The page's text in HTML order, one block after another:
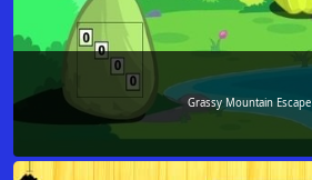
Grassy Mountain Escape